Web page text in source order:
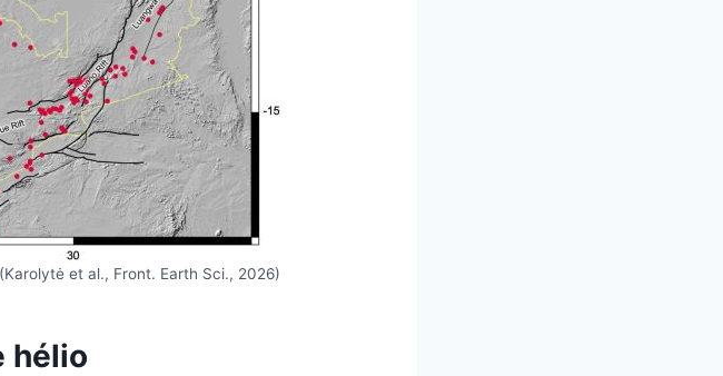
et al., Front. Earth Sci., 2026)
hélio